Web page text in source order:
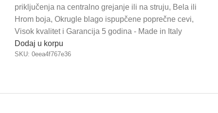
priključenja na centralno grejanje ili na struju, Bela ili
Hrom boja, Okrugle blago ispupčene poprečne cevi,
Visok kvalitet i Garancija 5 godina - Made in Italy
Dodaj u korpu
SKU: 0eea4f767e36